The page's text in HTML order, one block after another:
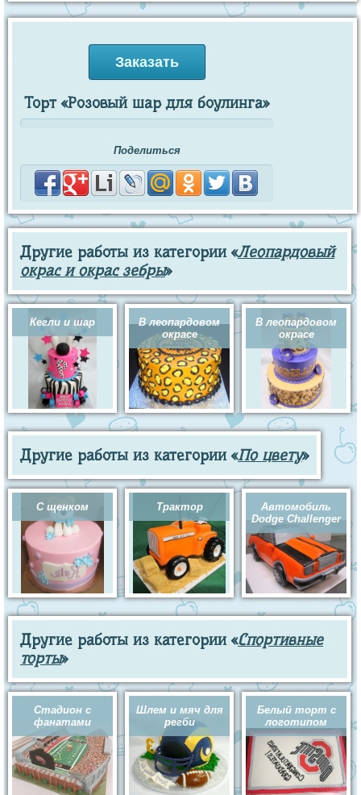
Заказать
Торт «Розовый шар для боулинга»
Поделиться
Другие работы из категории «Леопардовый
окрас и окрас зебры»
Кегли и шар
В леопардовом
окрасе
В леопардовом
окрасе
Другие работы из категории «По цвету»
С щенком Трактор
Автомобиль
Dodge Challenger
Другие работы из категории «Спортивные
торты»
Стадион с
фанатами
Шлем и мяч для
регби
Белый торт с
логотипом